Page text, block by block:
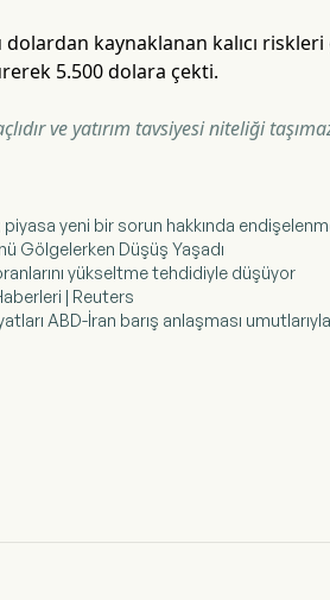
kaynaklanan kalıcı
5.500 dolara çekti.
ve yatırım tavsiyesi niteliği
yeni bir sorun hakkında
Gölgelerken Düşüş Yaşadı
yükseltme tehdidiyle düşüyor
| Reuters
ABD-İran barış anlaşması